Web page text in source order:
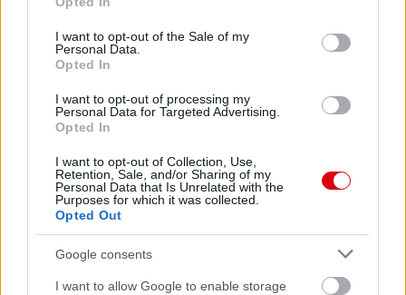
use your data for below specified purposes in below Google
consent section.
I want to opt-out of the Sale of my
Personal Data.
Opted In
I want to opt-out of processing my
Personal Data for Targeted Advertising.
Opted In
I want to opt-out of Collection, Use,
Retention, Sale, and/or Sharing of my
Personal Data that Is Unrelated with the
Purposes for which it was collected.
Opted Out
Google consents
I want to allow Google to enable storage
AC MilanvsManchester United
ELŐZŐ MÉRKŐZÉSEK
Támogatás
a ManUtdFanatics.hu működését!